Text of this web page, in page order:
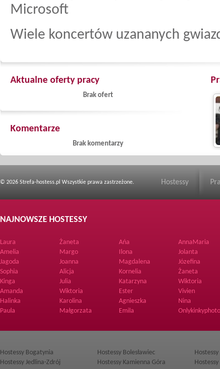
Microsoft
Wiele koncertów uzananych
Aktualne oferty pracy
Brak ofert
Komentarze
Brak komentarzy
© 2026 Strefa-hostess.pl Wszystkie prawa zastrzeżone. Hostessy
NAJNOWSZE HOSTESSY
Laura Żaneta Ańa
AnnaMaria
Amelia
Margo Ilona
Jolanta
Jagoda
Joanna Magdalena
Józefina
Sophia
Alicja Kornelia
Żaneta
Kinga
Julia Katarzyna
Wiktoria
Amanda
Wiktoria Ester
Vivien
Halinka
Karolina Agnieszka
Nina
Paula
Małgorzata Emila
Hostessy Bogatynia Hostessy Bolesławiec
Hostessy Jedlina-Zdrój
Hostessy Kamienna Góra